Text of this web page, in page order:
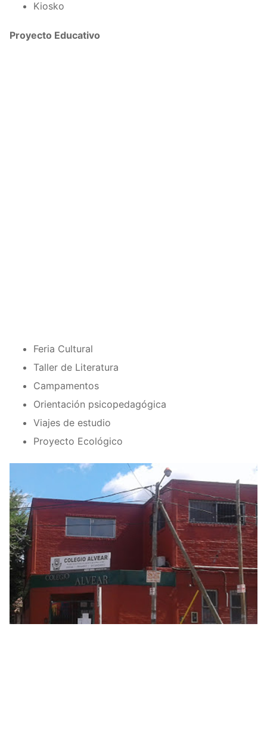
Kiosko
Proyecto Educativo
Feria Cultural
Taller de Literatura
Campamentos
Orientación psicopedagógica
Viajes de estudio
Proyecto Ecológico